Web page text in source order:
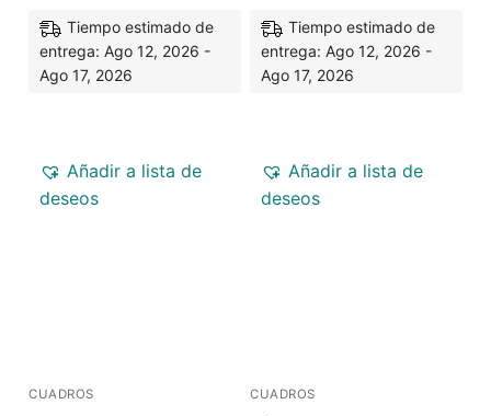
Tiempo estimado de
entrega: Ago 12, 2026 -
Ago 17, 2026
Tiempo estimado de
entrega: Ago 12, 2026 -
Ago 17, 2026
Añadir a lista de
deseos
CUADROS
Añadir a lista de
deseos
CUADROS